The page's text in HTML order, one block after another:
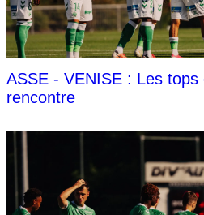
ASSE - VENISE : Les
rencontre